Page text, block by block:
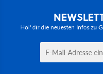
Hol' dir die neuesten Infos zu